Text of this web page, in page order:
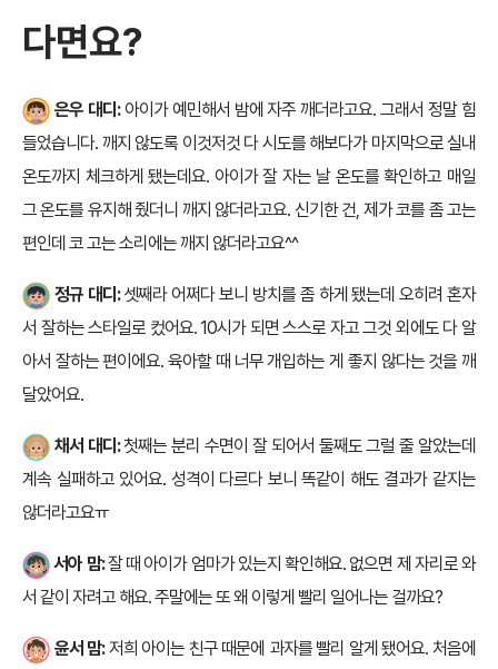
다면요?
은우 대디:아이가 예민해서 밤에 자주 깨더라고요. 그래서 정말 힘
들었습니다. 깨지 않도록 이것저것 다 시도를 해보다가 마지막으로 실내
온도까지 체크하게 됐는데요. 아이가 잘 자는 날 온도를 확인하고 매일
그 온도를 유지해 줬더니 깨지 않더라고요. 신기한 건, 제가 코를 좀 고는
편인데 코 고는 소리에는 깨지 않더라고요^^
정규 대디:셋째라 어쩌다 보니 방치를 좀 하게 됐는데 오히려 혼자
서 잘하는 스타일로 컸어요. 10시가 되면 스스로 자고 그것 외에도 다 알
아서 잘하는 편이에요. 육아할 때 너무 개입하는 게 좋지 않다는 것을 깨
달았어요.
채서 대디:첫째는 분리 수면이 잘 되어서 둘째도 그럴 줄 알았는데
계속 실패하고 있어요. 성격이 다르다 보니 똑같이 해도 결과가 같지는
않더라고요ㅠ
서아 맘:잘 때 아이가 엄마가 있는지 확인해요. 없으면 제 자리로 와
서 같이 자려고 해요. 주말에는 또 왜 이렇게 빨리 일어나는 걸까요?
윤서 맘:저희 아이는 친구 때문에 과자를 빨리 알게 됐어요. 처음에